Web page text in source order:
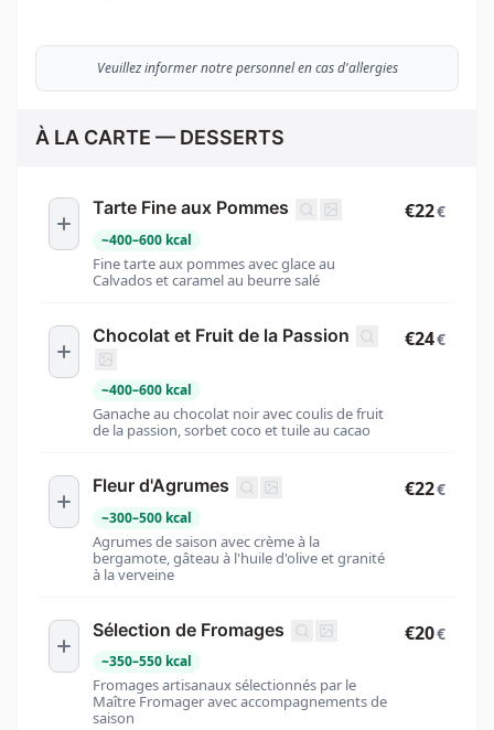
Veuillez informer notre personnel en cas d'allergies
À LA CARTE — DESSERTS
Tarte Fine aux Pommes
~400–600 kcal
Fine tarte aux pommes avec glace au
Calvados et caramel au beurre salé
€22€
Chocolat et Fruit de la Passion
~400–600 kcal
Ganache au chocolat noir avec coulis de fruit
de la passion, sorbet coco et tuile au cacao
€24€
Fleur d'Agrumes
~300–500 kcal
Agrumes de saison avec crème à la
bergamote, gâteau à l'huile d'olive et granité
à la verveine
€22€
Sélection de Fromages
~350–550 kcal
Fromages artisanaux sélectionnés par le
Maître Fromager avec accompagnements de
saison
€20€